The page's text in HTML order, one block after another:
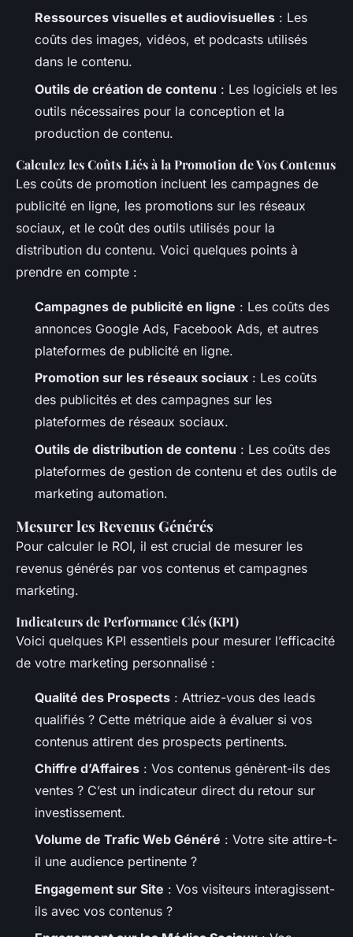
Ressources visuelles et audiovisuelles : Les
coûts des images, vidéos, et podcasts utilisés
dans le contenu.
Outils de création de contenu : Les logiciels et les
outils nécessaires pour la conception et la
production de contenu.
Calculez les Coûts Liés à la Promotion de Vos Contenus
Les coûts de promotion incluent les campagnes de
publicité en ligne, les promotions sur les réseaux
sociaux, et le coût des outils utilisés pour la
distribution du contenu. Voici quelques points à
prendre en compte :
Campagnes de publicité en ligne : Les coûts des
annonces Google Ads, Facebook Ads, et autres
plateformes de publicité en ligne.
Promotion sur les réseaux sociaux : Les coûts
des publicités et des campagnes sur les
plateformes de réseaux sociaux.
Outils de distribution de contenu : Les coûts des
plateformes de gestion de contenu et des outils de
marketing automation.
Mesurer les Revenus Générés
Pour calculer le ROI, il est crucial de mesurer les
revenus générés par vos contenus et campagnes
marketing.
Indicateurs de Performance Clés (KPI)
Voici quelques KPI essentiels pour mesurer l’efficacité
de votre marketing personnalisé :
Qualité des Prospects : Attriez-vous des leads
qualifiés ? Cette métrique aide à évaluer si vos
contenus attirent des prospects pertinents.
Chiffre d’Affaires : Vos contenus génèrent-ils des
ventes ? C’est un indicateur direct du retour sur
investissement.
Volume de Trafic Web Généré : Votre site attire-t-
il une audience pertinente ?
Engagement sur Site : Vos visiteurs interagissent-
ils avec vos contenus ?